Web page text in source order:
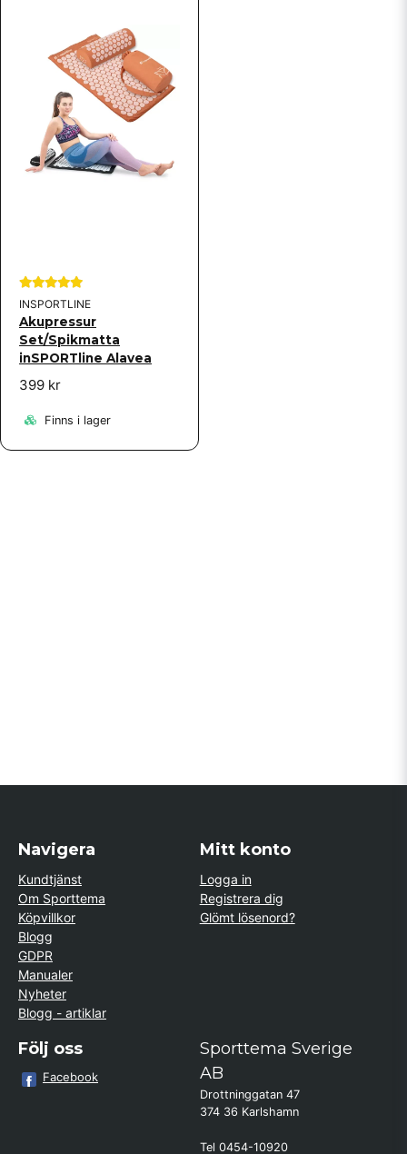
INSPORTLINE
Akupressur
Set/Spikmatta
inSPORTline Alavea
399 kr
Finns i lager
Navigera
Kundtjänst
Om Sporttema
Köpvillkor
Blogg
GDPR
Manualer
Nyheter
Blogg - artiklar
Mitt konto
Logga in
Registrera dig
Glömt lösenord?
Följ oss
Facebook
Sporttema Sverige
AB
Drottninggatan 47
374 36 Karlshamn
Tel 0454-10920